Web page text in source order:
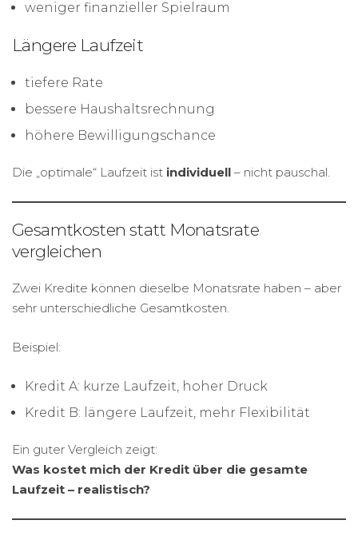
weniger finanzieller Spielraum
Längere Laufzeit
tiefere Rate
bessere Haushaltsrechnung
höhere Bewilligungschance
Die „optimale“ Laufzeit ist individuell – nicht pauschal.
Gesamtkosten statt Monatsrate
vergleichen
Zwei Kredite können dieselbe Monatsrate haben – aber
sehr unterschiedliche Gesamtkosten.
Beispiel:
Kredit A: kurze Laufzeit, hoher Druck
Kredit B: längere Laufzeit, mehr Flexibilität
Ein guter Vergleich zeigt:
Was kostet mich der Kredit über die gesamte
Laufzeit – realistisch?